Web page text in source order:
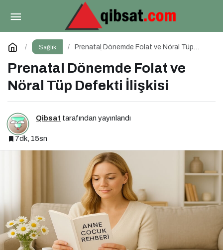
Sağlık
Prenatal Dönemde Folat ve Nöral Tüp
Prenatal Dönemde Folat ve
Nöral Tüp Defekti İlişkisi
Qibsat tarafından yayınlandı
7dk, 15sn
Ekmeği Kestim, Kilo Vermedim: Neden?
Yorum Yap